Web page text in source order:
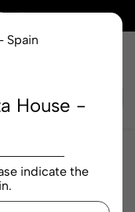
Spain
House -
indicate the
Pastillas Delta